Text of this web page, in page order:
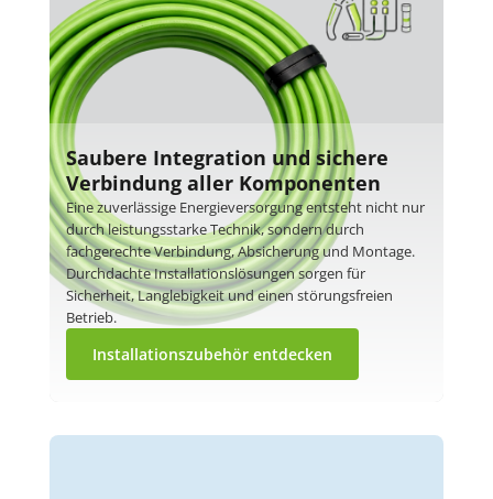
Saubere Integration und sichere
Verbindung aller Komponenten
Eine zuverlässige Energieversorgung entsteht nicht nur
durch leistungsstarke Technik, sondern durch
fachgerechte Verbindung, Absicherung und Montage.
Durchdachte Installationslösungen sorgen für
Sicherheit, Langlebigkeit und einen störungsfreien
Betrieb.
Installationszubehör entdecken